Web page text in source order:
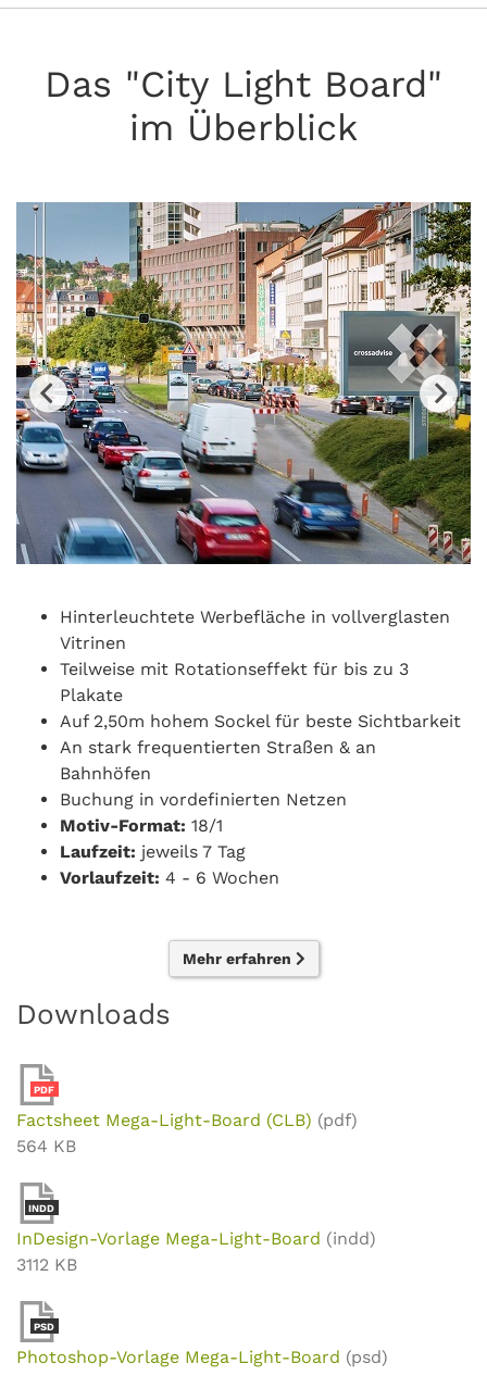
Das "City Light Board"
im Überblick
Hinterleuchtete Werbefläche in vollverglasten
Vitrinen
Teilweise mit Rotationseffekt für bis zu 3
Plakate
Auf 2,50m hohem Sockel für beste Sichtbarkeit
An stark frequentierten Straßen & an
Bahnhöfen
Buchung in vordefinierten Netzen
Motiv-Format: 18/1
Laufzeit: jeweils 7 Tag
Vorlaufzeit: 4 - 6 Wochen
Mehr erfahren
Downloads
PDF
Factsheet Mega-Light-Board (CLB) (pdf)
564 KB
INDD
InDesign-Vorlage Mega-Light-Board (indd)
3112 KB
PSD
Photoshop-Vorlage Mega-Light-Board (psd)